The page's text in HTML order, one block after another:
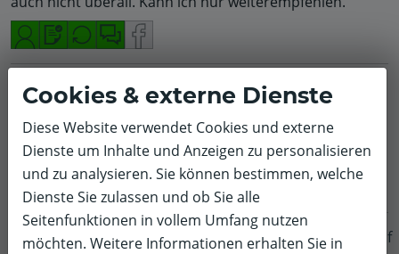
Susanne T. Inspektion und WartungMitsubishi
5,0/5
Superfreundlich und professionell.
Rafal L.Inspektion und WartungBMW
Cookies & externe Dienste
Diese Website verwendet Cookies und externe
Dienste um Inhalte und Anzeigen zu personalisieren
und zu analysieren. Sie können bestimmen, welche
Dienste Sie zulassen und ob Sie alle
Seitenfunktionen in vollem Umfang nutzen
möchten. Weitere Informationen erhalten Sie in
f